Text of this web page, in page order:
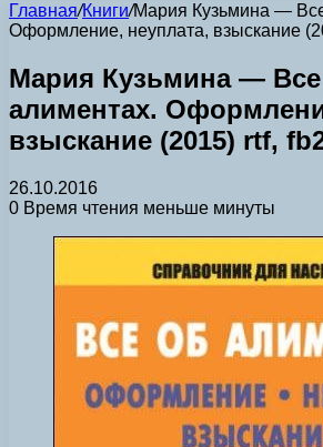
Главная/Книги/Мария Кузьмина —
Оформление, неуплата, взыскание
Мария Кузьмина —
алиментах.
взыскание (2015) rtf,
26.10.2016
0 Время чтения меньше минуты